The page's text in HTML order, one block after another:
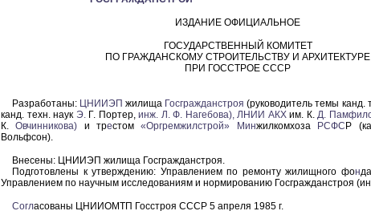
ИЗДАНИЕ ОФИЦИАЛЬНОЕ
ГОСУДАРСТВЕННЫЙ КОМИТЕТ
ПО ГРАЖДАНСКОМУ СТРОИТЕЛЬСТВУ И АРХИТЕКТУРЕ
ПРИ ГОССТРОЕ СССР
Разработаны: ЦНИИЭП жилища Госгражданстроя (руководитель темы канд.
канд. техн. наук Э.Г. Портер,инж. Л. Ф. Нагебова), ЛНИИ АКХим. К.Д.
К.Овчинникова) и трестом«Оргремжилстрой» Минжилкомхоза РСФС Р
Вольфсон).
Внесены: ЦНИИЭП жилища Госгражданстроя.
Подготовлены к утверждению: Управлением по ремонту жилищного фон
Управлением по научным исследованиям и нормированию Госгражданстроя
Согласованы ЦНИИОМТП Госстроя СССР 5 апреля 1985 г.